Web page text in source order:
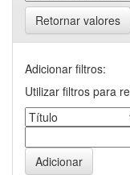
Retornar valores
Adicionar filtros:
Utilizar filtros para